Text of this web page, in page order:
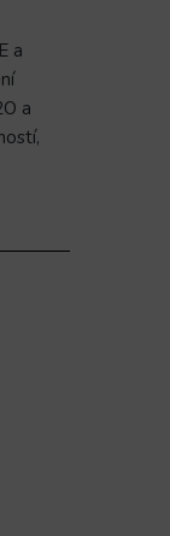
a
a